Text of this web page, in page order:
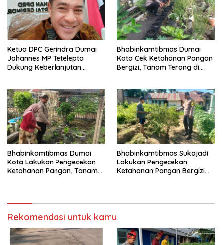
Ketua DPC Gerindra Dumai
Johannes MP Tetelepta
Dukung Keberlanjutan
Bhabinkamtibmas Dumai
Kota Cek Ketahanan Pangan
Bergizi, Tanam Terong di
Bhabinkamtibmas Dumai
Kota Lakukan Pengecekan
Ketahanan Pangan, Tanam
Bhabinkamtibmas Sukajadi
Lakukan Pengecekan
Ketahanan Pangan Bergizi
Rekomendasi untuk kamu